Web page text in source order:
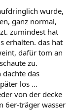
wurde,
ganz normal,
zumindest hat
erhalten. das hat
dafür tom an
zu.
das
los ...
von der decke
6er-träger wasser